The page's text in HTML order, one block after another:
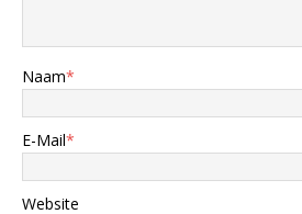
Naam*
E-Mail*
Website